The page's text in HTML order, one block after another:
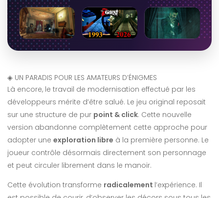
◈ UN PARADIS POUR LES AMATEURS D’ÉNIGMES
Là encore, le travail de modernisation effectué par les
développeurs mérite d’être salué. Le jeu original reposait
sur une structure de pur point & click. Cette nouvelle
version abandonne complètement cette approche pour
adopter une exploration libre à la première personne. Le
joueur contrôle désormais directement son personnage
et peut circuler librement dans le manoir.
Cette évolution transforme radicalement l’expérience. Il